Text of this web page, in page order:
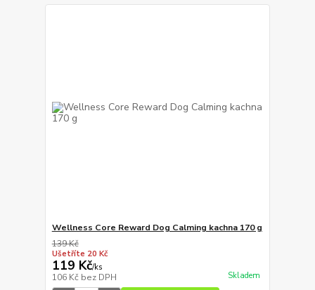
Wellness Core Reward Dog Calming kachna 170 g
139 Kč
Ušetříte 20 Kč
119 Kč/ks
106 Kč bez DPH Skladem